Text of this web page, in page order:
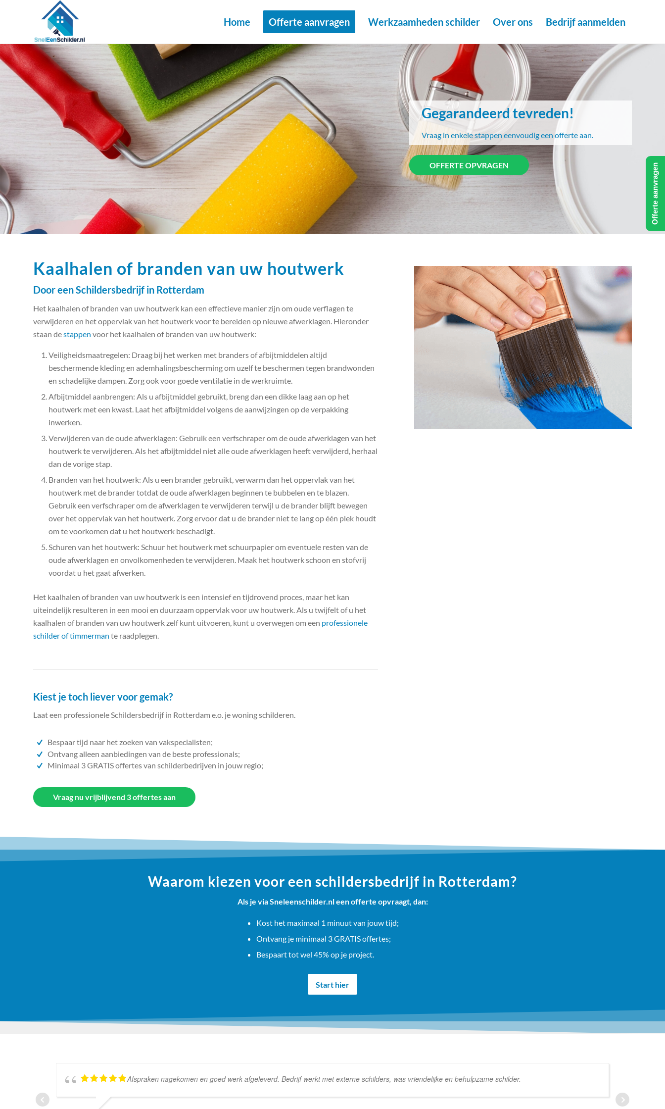
Home Offerte aanvragen Werkzaamheden schilder Over ons Bedrijf aanmelden
Gegarandeerd tevreden!
Vraag in enkele stappen eenvoudig een offerte aan.
OFFERTE OPVRAGEN
Kaalhalen of branden van uw houtwerk
Door een Schildersbedrijf in Rotterdam
Het kaalhalen of branden van uw houtwerk kan een effectieve manier zijn om oude verflagen te
verwijderen en het oppervlak van het houtwerk voor te bereiden op nieuwe afwerklagen. Hieronder
staan destappen voor het kaalhalen of branden van uw houtwerk:
Veiligheidsmaatregelen: Draag bij het werken met branders of afbijtmiddelen altijd
beschermende kleding en ademhalingsbescherming om uzelf te beschermen tegen brandwonden
en schadelijke dampen. Zorg ook voor goede ventilatie in de werkruimte.
Afbijtmiddel aanbrengen: Als u afbijtmiddel gebruikt, breng dan een dikke laag aan op het
houtwerk met een kwast. Laat het afbijtmiddel volgens de aanwijzingen op de verpakking
inwerken.
Verwijderen van de oude afwerklagen: Gebruik een verfschraper om de oude afwerklagen van het
houtwerk te verwijderen. Als het afbijtmiddel niet alle oude afwerklagen heeft verwijderd, herhaal
dan de vorige stap.
Branden van het houtwerk: Als u een brander gebruikt, verwarm dan het oppervlak van het
houtwerk met de brander totdat de oude afwerklagen beginnen te bubbelen en te blazen.
Gebruik een verfschraper om de afwerklagen te verwijderen terwijl u de brander blijft bewegen
over het oppervlak van het houtwerk. Zorg ervoor dat u de brander niet te lang op één plek houdt
om te voorkomen dat u het houtwerk beschadigt.
Schuren van het houtwerk: Schuur het houtwerk met schuurpapier om eventuele resten van de
oude afwerklagen en onvolkomenheden te verwijderen. Maak het houtwerk schoon en stofvrij
voordat u het gaat afwerken.
Het kaalhalen of branden van uw houtwerk is een intensief en tijdrovend proces, maar het kan
uiteindelijk resulteren in een mooi en duurzaam oppervlak voor uw houtwerk. Als u twijfelt of u het
kaalhalen of branden van uw houtwerk zelf kunt uitvoeren, kunt u overwegen om een ​​ professionele
schilder of timmerman te raadplegen.
Kiest je toch liever voor gemak?
Laat een professionele Schildersbedrijf in Rotterdam e.o. je woning schilderen.
Bespaar tijd naar het zoeken van vakspecialisten;
Ontvang alleen aanbiedingen van de beste professionals;
Minimaal 3 GRATIS offertes van schilderbedrijven in jouw regio;
Vraag nu vrijblijvend 3 offertes aan
Waarom kiezen voor een schildersbedrijf in Rotterdam?
Als je via Sneleenschilder.nl een offerte opvraagt, dan:
Kost het maximaal 1 minuut van jouw tijd;
Ontvang je minimaal 3 GRATIS offertes;
Bespaart tot wel 45% op je project.
Start hier
Afspraken nagekomen en goed werk afgeleverd. Bedrijf werkt met externe schilders, was vriendelijke en behulpzame schilder.
Offerte aanvragen